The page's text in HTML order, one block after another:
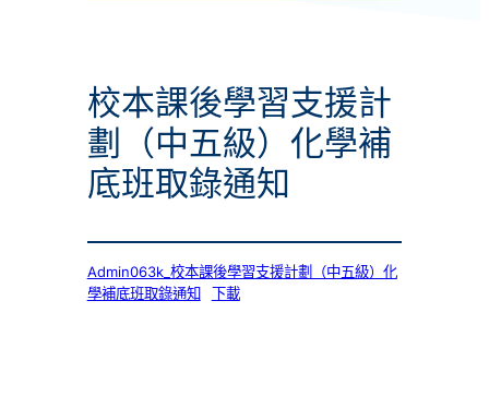
學校通告
校本課後學習支援計
劃（中五級）化學補
底班取錄通知
Admin063k_校本課後學習支援計劃（中五級）化
學補底班取錄通知
下載